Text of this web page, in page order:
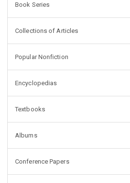
Book Series
Collections of Articles
Popular Nonfiction
Encyclopedias
Textbooks
Albums
Conference Papers